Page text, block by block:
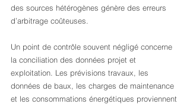
des sources hétérogènes génère des erreurs
d’arbitrage coûteuses.
Un point de contrôle souvent négligé concerne
la conciliation des données projet et
exploitation. Les prévisions travaux, les
données de baux, les charges de maintenance
et les consommations énergétiques proviennent